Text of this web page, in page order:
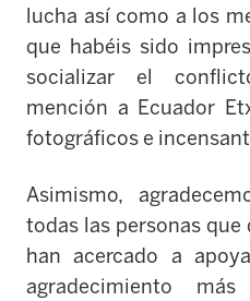
lucha así como a los
que habéis sido
socializar el
mención a Ecuador
fotográficos e
Asimismo,
todas las personas que
han acercado a
agradecimiento